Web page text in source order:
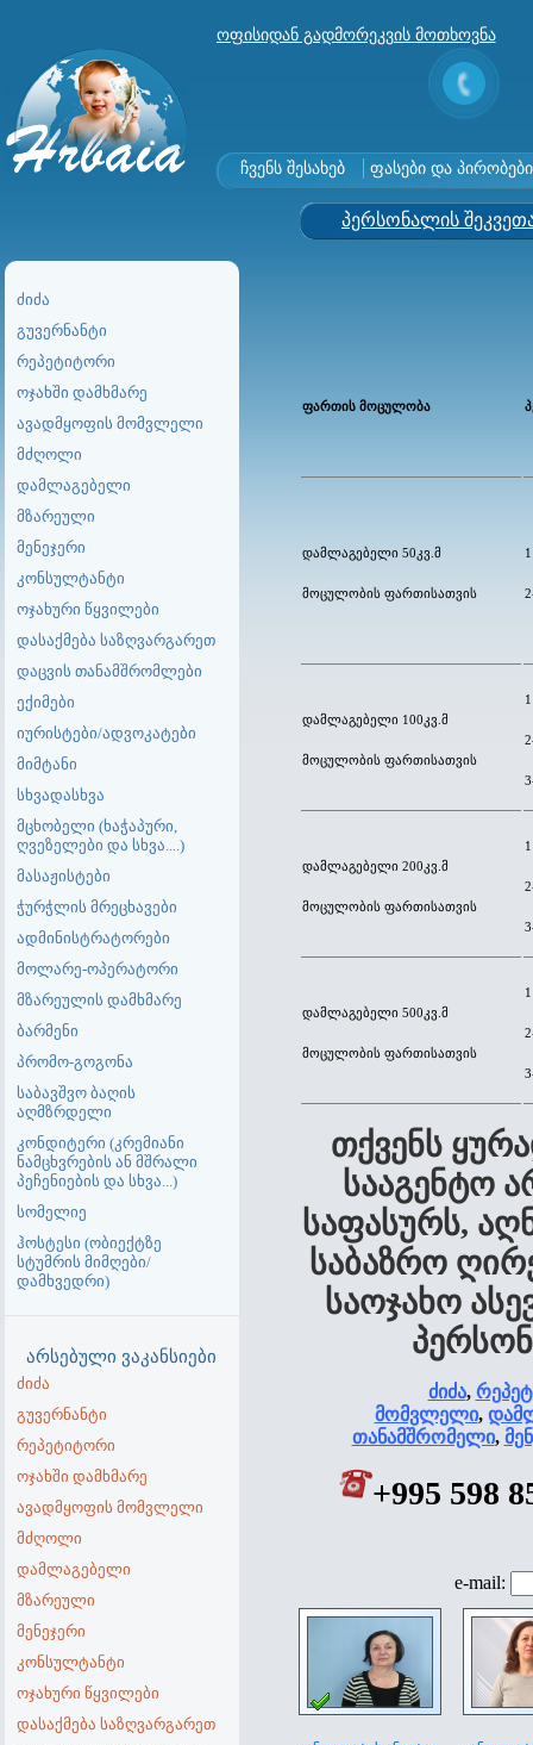
ოფისიდან გადმორეკვის მოთხოვნა
ჩვენს შესახებ ფასები და პირობები
ძიძა
გუვერნანტი
რეპეტიტორი
ოჯახში დამხმარე
ავადმყოფის მომვლელი
მძღოლი
დამლაგებელი
მზარეული
მენეჯერი
კონსულტანტი
ოჯახური წყვილები
დასაქმება საზღვარგარეთ
დაცვის თანამშრომლები
ექიმები
იურისტები/ადვოკატები
მიმტანი
სხვადასხვა
მცხობელი (ხაჭაპური,
ღვეზელები და სხვა....)
მასაჟისტები
ჭურჭლის მრეცხავები
ადმინისტრატორები
მოლარე-ოპერატორი
მზარეულის დამხმარე
ბარმენი
პრომო-გოგონა
საბავშვო ბაღის
აღმზრდელი
კონდიტერი (კრემიანი
ნამცხვრების ან მშრალი
პეჩენიების და სხვა...)
სომელიე
ჰოსტესი (ობიექტზე
სტუმრის მიმღები/
დამხვედრი)
არსებული ვაკანსიები
ძიძა
გუვერნანტი
რეპეტიტორი
ოჯახში დამხმარე
ავადმყოფის მომვლელი
მძღოლი
დამლაგებელი
მზარეული
მენეჯერი
კონსულტანტი
ოჯახური წყვილები
დასაქმება საზღვარგარეთ
პერსონალის
ფართის მოცულობა
დამლაგებელი 50კვ.მ
მოცულობის ფართისათვის
დამლაგებელი 100კვ.მ
მოცულობის ფართისათვის
დამლაგებელი 200კვ.მ
მოცულობის ფართისათვის
დამლაგებელი 500კვ.მ
მოცულობის ფართისათვის
თქვენს
სააგენტო
საფასურს,
საბაზრო
საოჯახო
ძიძა,
მომვლელი,
თანამშრომელი,
+995 598
e-mail: